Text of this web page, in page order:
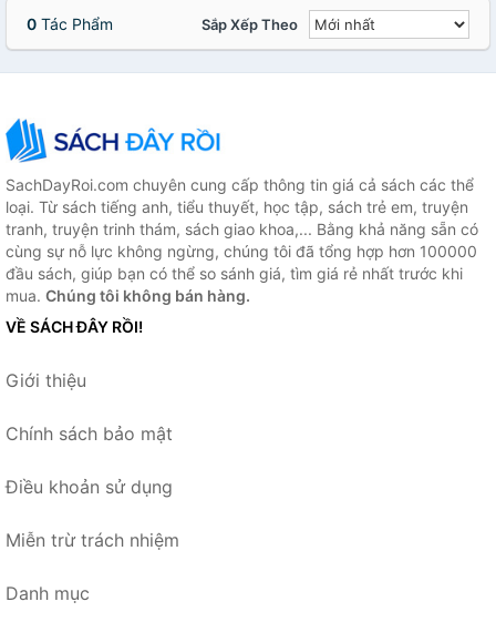
0 Tác Phẩm Sắp Xếp Theo
SachDayRoi.com chuyên cung cấp thông tin giá cả sách các thể
loại. Từ sách tiếng anh, tiểu thuyết, học tập, sách trẻ em, truyện
tranh, truyện trinh thám, sách giao khoa,... Bằng khả năng sẵn có
cùng sự nỗ lực không ngừng, chúng tôi đã tổng hợp hơn 100000
đầu sách, giúp bạn có thể so sánh giá, tìm giá rẻ nhất trước khi
mua. Chúng tôi không bán hàng.
VỀ SÁCH ĐÂY RỒI!
Giới thiệu
Chính sách bảo mật
Điều khoản sử dụng
Miễn trừ trách nhiệm
Danh mục